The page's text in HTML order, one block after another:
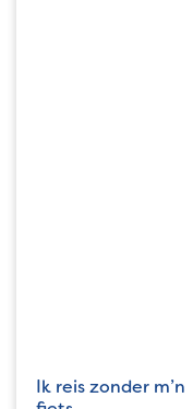
Ik reis zonder m’n